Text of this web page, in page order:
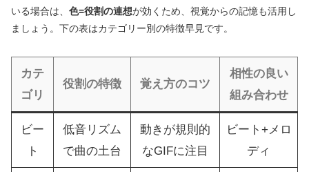
いる場合は、 色=役割の連想が効くため、視覚からの記憶も活用し
ましょう。下の表はカテゴリー別の特徴早見です。
カテ
ゴリ
役割の特徴 覚え方のコツ
相性の良い
組み合わせ
ビー
ト
低音リズム
で曲の土台
動きが規則的
なGIFに注目
ビート+メロ
ディ